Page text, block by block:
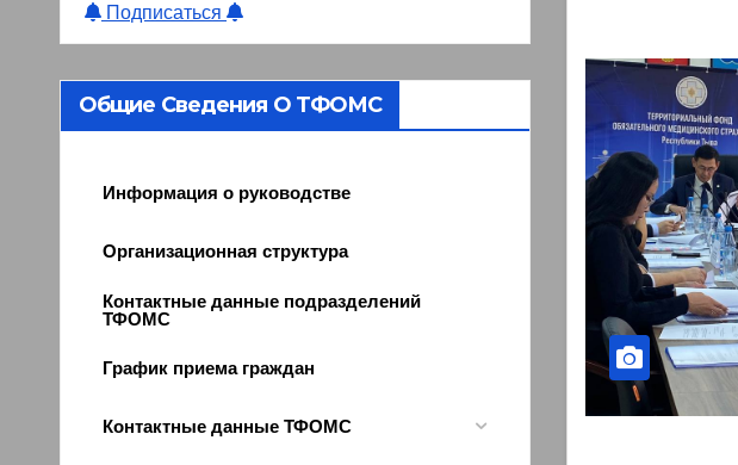
Подписаться
Общие Сведения О ТФОМС
Информация о руководстве
Организационная структура
Контактные данные подразделений
ТФОМС
График приема граждан
Контактные данные ТФОМС